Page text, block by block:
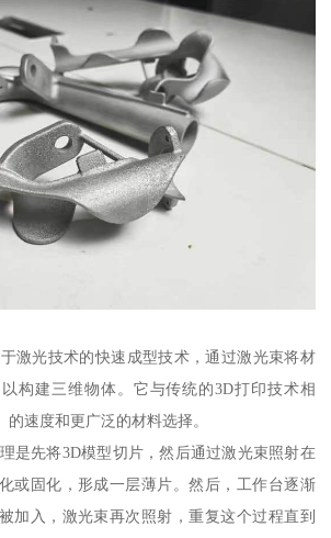
激光技术的快速成型技术，通过激光束将材
构建三维物体。它与传统的3D打印技术相
的速度和更广泛的材料选择。
是先将3D模型切片，然后通过激光束照射在
或固化，形成一层薄片。然后，工作台逐渐
加入，激光束再次照射，重复这个过程直到